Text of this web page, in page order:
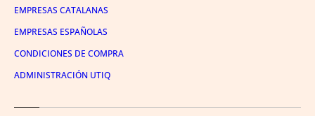
EMPRESAS CATALANAS
EMPRESAS ESPAÑOLAS
CONDICIONES DE COMPRA
ADMINISTRACIÓN UTIQ